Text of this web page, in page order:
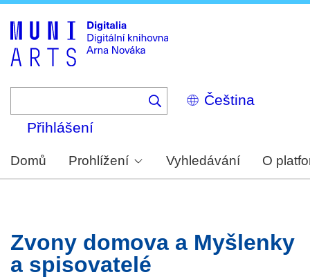
Select
your
Přihlášení
Domů Prohlížení Vyhledávání O
Zvony domova a Myšlenky
a spisovatelé